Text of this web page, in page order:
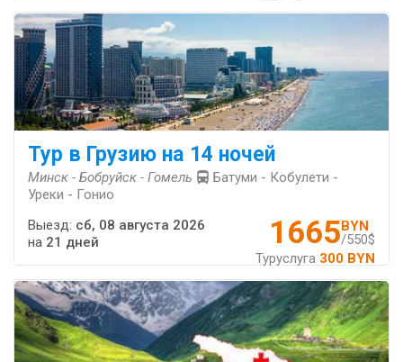
Тур в Грузию на 14 ночей
Минск - Бобруйск - Гомель
Батуми - Кобулети -
Уреки - Гонио
1665BYN
/550$
Туруслуга 300 BYN
Выезд: сб, 08 августа 2026
на 21 дней